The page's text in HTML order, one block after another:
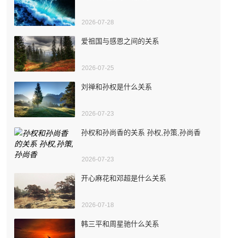
2026-07-28
爱祖国与感恩之间的关系
2026-07-25
刘禅和孙权是什么关系
2026-07-23
孙权和孙尚香的关系 孙权,孙策,孙尚香
2026-07-23
开心麻花和邓超是什么关系
2026-07-18
韩三平和周星驰什么关系